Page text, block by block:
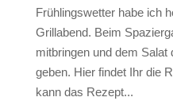
Frühlingswetter habe ich
Grillabend. Beim
mitbringen und dem Salat
geben. Hier findet Ihr die
kann das Rezept...